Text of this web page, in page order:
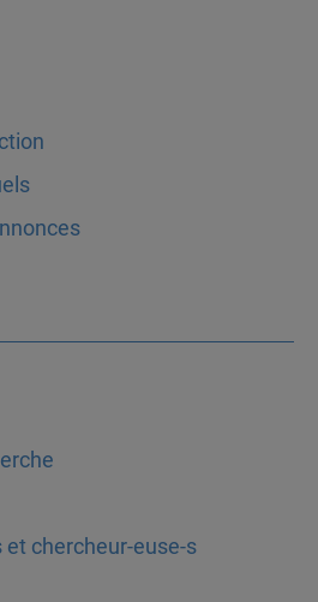
et chercheur-euse-s